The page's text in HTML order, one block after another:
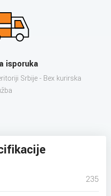
isporuka
Srbije - Bex kurirska
235